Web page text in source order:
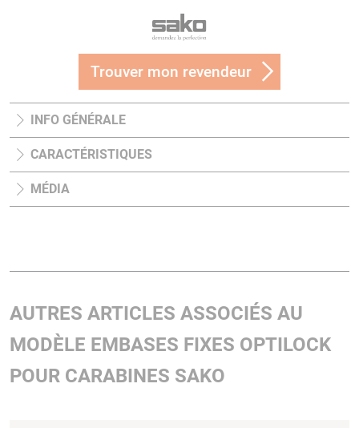
Trouver mon revendeur
INFO GÉNÉRALE
CARACTÉRISTIQUES
MÉDIA
AUTRES ARTICLES ASSOCIÉS AU
MODÈLE EMBASES FIXES OPTILOCK
POUR CARABINES SAKO